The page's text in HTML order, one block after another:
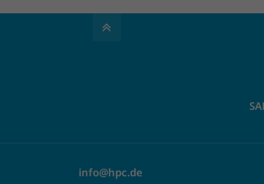
info@hpc.de